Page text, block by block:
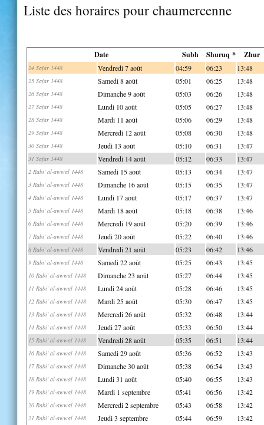
Liste des horaires pour chaumercenne
Date Subh Shuruq * Zhur
24 Safar 1448 Vendredi 7 août 04:59 06:23 13:48
25 Safar 1448 Samedi 8 août 05:01 06:25 13:48
26 Safar 1448 Dimanche 9 août 05:03 06:26 13:48
27 Safar 1448 Lundi 10 août 05:05 06:27 13:48
28 Safar 1448 Mardi 11 août 05:06 06:29 13:48
29 Safar 1448 Mercredi 12 août 05:08 06:30 13:48
30 Safar 1448 Jeudi 13 août 05:10 06:31 13:47
31 Safar 1448 Vendredi 14 août 05:12 06:33 13:47
2 Rabi' al-awwal 1448 Samedi 15 août 05:13 06:34 13:47
3 Rabi' al-awwal 1448 Dimanche 16 août 05:15 06:35 13:47
4 Rabi' al-awwal 1448 Lundi 17 août 05:17 06:37 13:47
5 Rabi' al-awwal 1448 Mardi 18 août 05:18 06:38 13:46
6 Rabi' al-awwal 1448 Mercredi 19 août 05:20 06:39 13:46
7 Rabi' al-awwal 1448 Jeudi 20 août 05:22 06:40 13:46
8 Rabi' al-awwal 1448 Vendredi 21 août 05:23 06:42 13:46
9 Rabi' al-awwal 1448 Samedi 22 août 05:25 06:43 13:45
10 Rabi' al-awwal 1448 Dimanche 23 août 05:27 06:44 13:45
11 Rabi' al-awwal 1448 Lundi 24 août 05:28 06:46 13:45
12 Rabi' al-awwal 1448 Mardi 25 août 05:30 06:47 13:45
13 Rabi' al-awwal 1448 Mercredi 26 août 05:32 06:48 13:44
14 Rabi' al-awwal 1448 Jeudi 27 août 05:33 06:50 13:44
15 Rabi' al-awwal 1448 Vendredi 28 août 05:35 06:51 13:44
16 Rabi' al-awwal 1448 Samedi 29 août 05:36 06:52 13:43
17 Rabi' al-awwal 1448 Dimanche 30 août 05:38 06:54 13:43
18 Rabi' al-awwal 1448 Lundi 31 août 05:40 06:55 13:43
19 Rabi' al-awwal 1448 Mardi 1 septembre 05:41 06:56 13:42
20 Rabi' al-awwal 1448 Mercredi 2 septembre 05:43 06:58 13:42
21 Rabi' al-awwal 1448 Jeudi 3 septembre 05:44 06:59 13:42